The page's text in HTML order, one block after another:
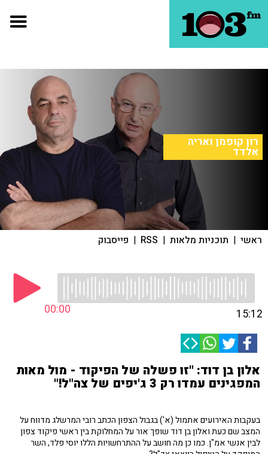
רון קופמן ואריה
אלדד
ראשי | תוכניות מלאות |
RSS
| פייסבוק
00:00 15:12
אלון בן דוד: "זו פשלה של הפיקוד - מול מאות
המפגינים עמדו רק 3 ג'יפים של צה"ל!"
בעקבות האירועים אתמול (א') בגבול הצפון הכתב רובי המרשלג מדווח על
המצב שם כעת ואלון בן דוד שופך אור על המחלוקת בין ראשי פיקוד צפון
לבין אנשי אמ"ן. כמו כן מה חושב על ההתרחשויות הללו יוסי פלד, השר